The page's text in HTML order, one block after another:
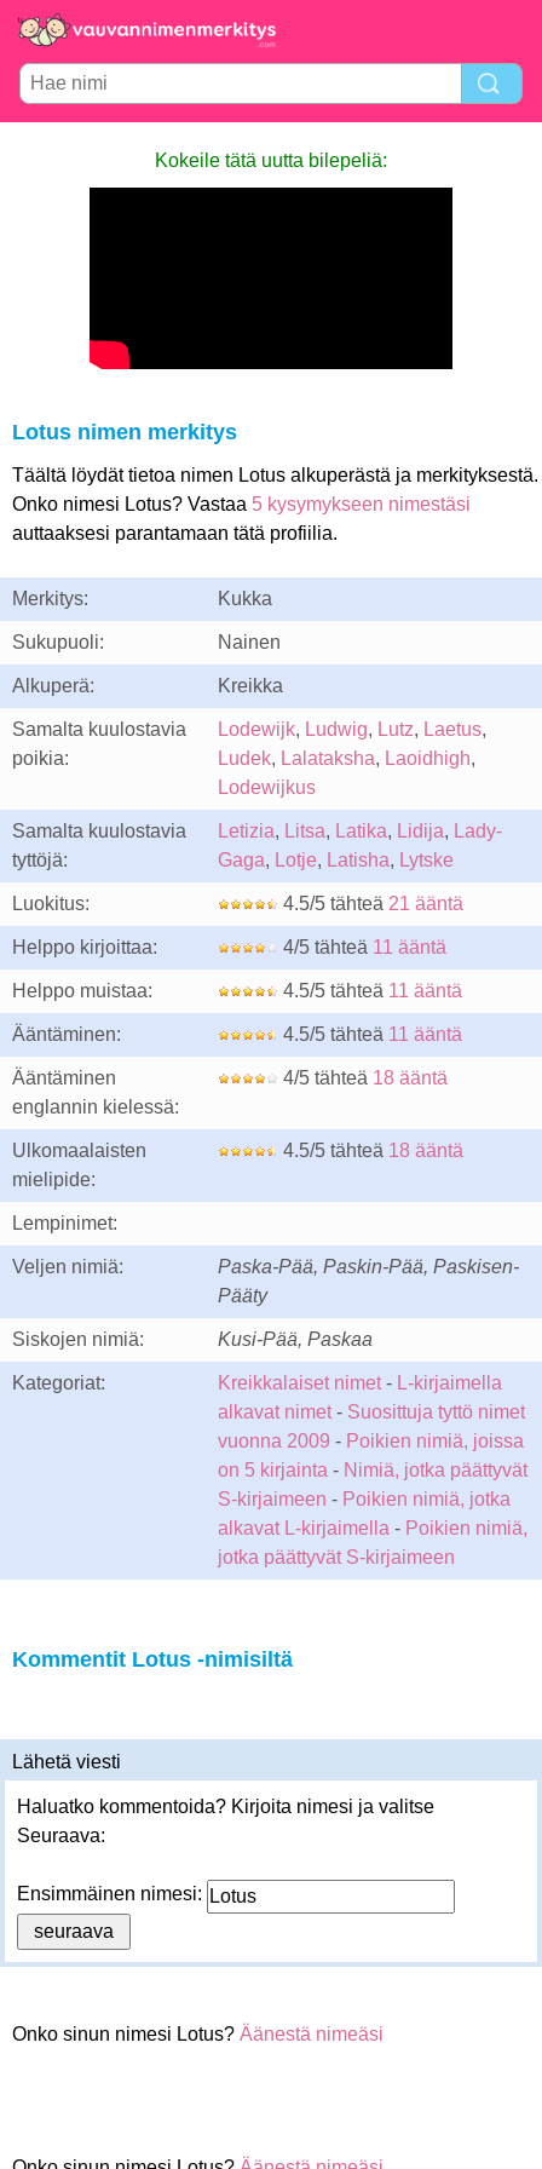
Kokeile tätä uutta bilepeliä:
Lotus nimen merkitys
Täältä löydät tietoa nimen Lotus alkuperästä ja merkityksestä.
Onko nimesi Lotus? Vastaa 5 kysymykseen nimestäsi
auttaaksesi parantamaan tätä profiilia.
Merkitys: Kukka
Sukupuoli: Nainen
Alkuperä: Kreikka
Samalta kuulostavia
poikia:
Lodewijk, Ludwig, Lutz, Laetus,
Ludek, Lalataksha, Laoidhigh,
Lodewijkus
Samalta kuulostavia
tyttöjä:
Letizia, Litsa, Latika, Lidija, Lady-
Gaga, Lotje, Latisha, Lytske
Luokitus: 4.5/5 tähteä 21 ääntä
Helppo kirjoittaa: 4/5 tähteä 11 ääntä
Helppo muistaa: 4.5/5 tähteä 11 ääntä
Ääntäminen: 4.5/5 tähteä 11 ääntä
Ääntäminen
englannin kielessä:
4/5 tähteä 18 ääntä
Ulkomaalaisten
mielipide:
4.5/5 tähteä 18 ääntä
Lempinimet:
Veljen nimiä:
Paska-Pää, Paskin-Pää, Paskisen-
Pääty
Siskojen nimiä: Kusi-Pää, Paskaa
Kategoriat: Kreikkalaiset nimet- L-kirjaimella
alkavat nimet- Suosittuja tyttö nimet
vuonna 2009 - Poikien nimiä, joissa
on 5 kirjainta - Nimiä, jotka päättyvät
S-kirjaimeen - Poikien nimiä, jotka
alkavat L-kirjaimella - Poikien nimiä,
jotka päättyvät S-kirjaimeen
Kommentit Lotus -nimisiltä
Lähetä viesti
Haluatko kommentoida? Kirjoita nimesi ja valitse
Seuraava:
Ensimmäinen nimesi:
Onko sinun nimesi Lotus? Äänestä nimeäsi